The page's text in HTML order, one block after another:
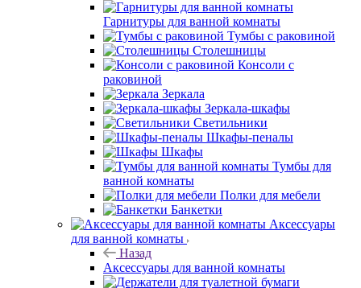
Гарнитуры для ванной комнаты
Тумбы с раковиной
Столешницы
Консоли с
раковиной
Зеркала
Зеркала-шкафы
Светильники
Шкафы-пеналы
Шкафы
Тумбы для
ванной комнаты
Полки для мебели
Банкетки
Аксессуары
для ванной комнаты
Назад
Аксессуары для ванной комнаты